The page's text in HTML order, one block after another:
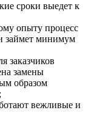
сроки выедет к
опыту процесс
займет минимум
заказчиков
замены
образом
вежливые и